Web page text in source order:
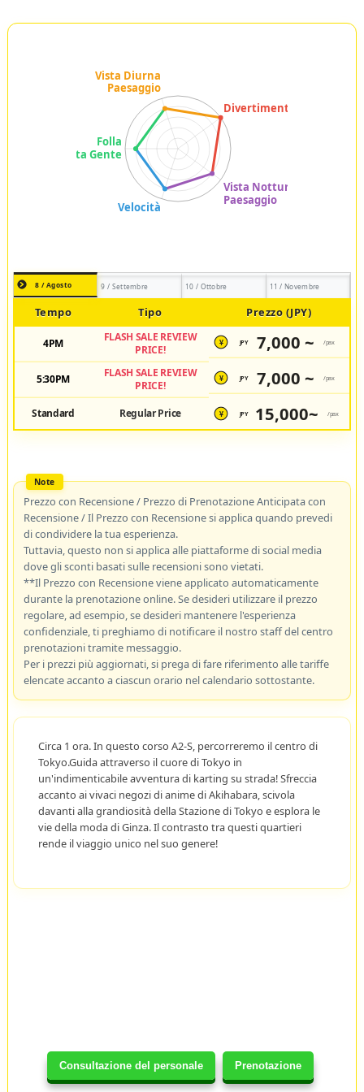
Consultazione del personale Prenotazione
8 / Agosto 9 / Settembre 10 / Ottobre 11 / Novembre
Tempo Tipo Prezzo (JPY)
4PM
FLASH SALE REVIEW
PRICE!
¥ JPY 7,000 ~ /pax
5:30PM
FLASH SALE REVIEW
PRICE!
¥ JPY 7,000 ~ /pax
Standard Regular Price ¥ JPY 15,000~ /pax
Prezzo con Recensione / Prezzo di Prenotazione Anticipata con
Recensione / Il Prezzo con Recensione si applica quando prevedi
di condividere la tua esperienza.
Tuttavia, questo non si applica alle piattaforme di social media
dove gli sconti basati sulle recensioni sono vietati.
**Il Prezzo con Recensione viene applicato automaticamente
durante la prenotazione online. Se desideri utilizzare il prezzo
regolare, ad esempio, se desideri mantenere l'esperienza
confidenziale, ti preghiamo di notificare il nostro staff del centro
prenotazioni tramite messaggio.
Per i prezzi più aggiornati, si prega di fare riferimento alle tariffe
elencate accanto a ciascun orario nel calendario sottostante.
Circa 1 ora. In questo corso A2-S, percorreremo il centro di
Tokyo.Guida attraverso il cuore di Tokyo in
un'indimenticabile avventura di karting su strada! Sfreccia
accanto ai vivaci negozi di anime di Akihabara, scivola
davanti alla grandiosità della Stazione di Tokyo e esplora le
vie della moda di Ginza. Il contrasto tra questi quartieri
rende il viaggio unico nel suo genere!